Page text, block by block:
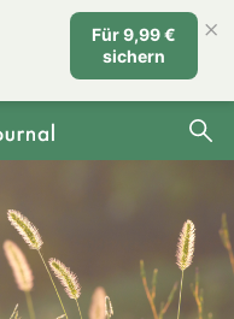
Für 9,99 €
sichern
×